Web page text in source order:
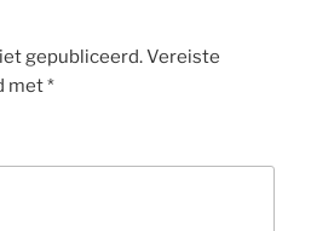
gepubliceerd.Vereiste
met*